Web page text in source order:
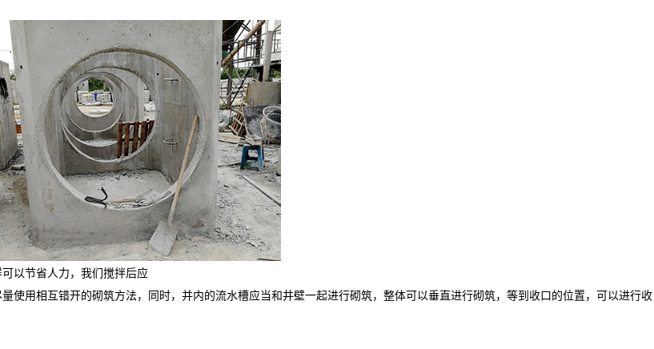
以节省人力，我们搅拌后应
使用相互错开的砌筑方法，同时，并内的流水槽应当和井壁一起进行砌筑，整体可以垂直进行砌筑，等到收口的位置，可以进行收